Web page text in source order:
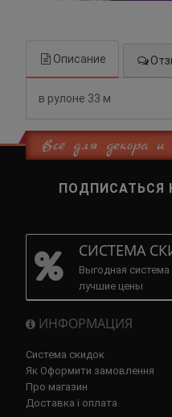
Описание
в рулоне 33 м
Всё для декора и
ПОДПИСАТЬСЯ
СИСТЕМА
Выгодная система
лучшие цены
ИНФОРМАЦИЯ
Система скидок
Як Оформити замовлення
Про магазин
Доставка і оплата